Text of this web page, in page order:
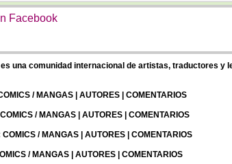
Facebook
es una comunidad internacional de artistas, traductores y
/ MANGAS | AUTORES | COMENTARIOS
/ MANGAS | AUTORES | COMENTARIOS
COMICS / MANGAS | AUTORES | COMENTARIOS
/ MANGAS | AUTORES | COMENTARIOS